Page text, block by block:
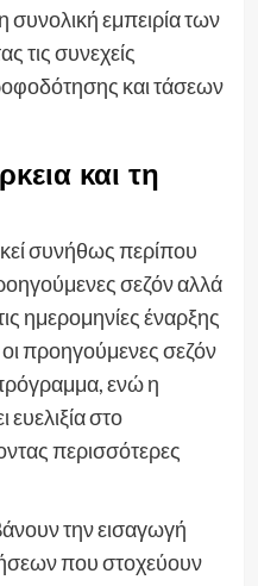
συνολική εμπειρία των
τις συνεχείς
και τάσεων
και τη
συνήθως περίπου
σεζόν αλλά
ημερομηνίες έναρξης
προηγούμενες σεζόν
ενώ η
ευελιξία στο
περισσότερες
την εισαγωγή
που στοχεύουν